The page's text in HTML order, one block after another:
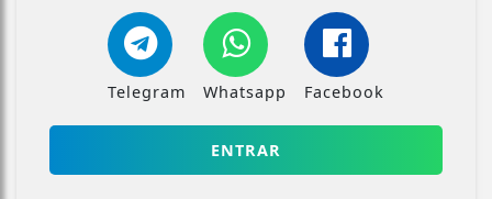
Telegram Whatsapp Facebook
ENTRAR